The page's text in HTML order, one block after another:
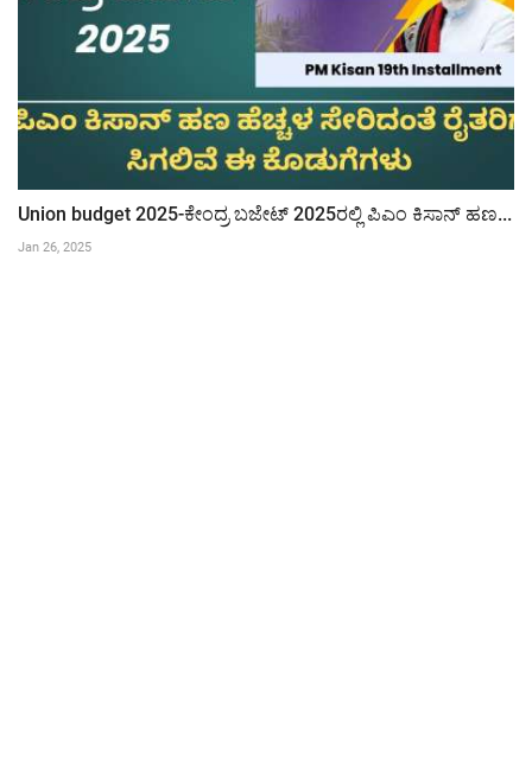
Union budget 2025-ಕೇಂದ್ರ ಬಜೇಟ್ 2025ರಲ್ಲಿ ಪಿಎಂ ಕಿಸಾನ್ ಹಣ...
Jan 26, 2025